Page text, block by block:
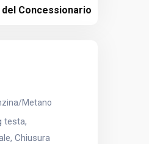
Concessionario
Metano
testa,
Chiusura